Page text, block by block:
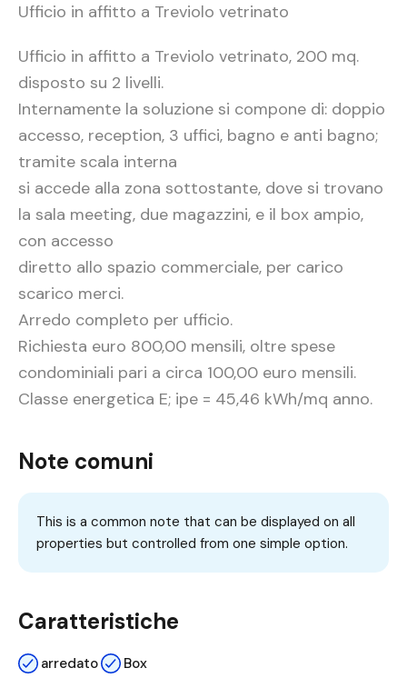
Ufficio in affitto a Treviolo vetrinato
Ufficio in affitto a Treviolo vetrinato, 200 mq.
disposto su 2 livelli.
Internamente la soluzione si compone di: doppio
accesso, reception, 3 uffici, bagno e anti bagno;
tramite scala interna
si accede alla zona sottostante, dove si trovano
la sala meeting, due magazzini, e il box ampio,
con accesso
diretto allo spazio commerciale, per carico
scarico merci.
Arredo completo per ufficio.
Richiesta euro 800,00 mensili, oltre spese
condominiali pari a circa 100,00 euro mensili.
Classe energetica E; ipe = 45,46 kWh/mq anno.
Note comuni
This is a common note that can be displayed on all
properties but controlled from one simple option.
Caratteristiche
arredato Box